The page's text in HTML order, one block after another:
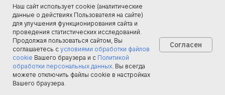
© Все права
Компаний ХОСТ
Согласие
посетителя
сайта на
обработку
персональных
данных
Группа Компаний
Наш сайт использует cookie (аналитические
данные о действиях Пользователя на сайте)
для улучшения функционирования сайта и
проведения статистических исследований.
Продолжая пользоваться сайтом, Вы
соглашаетесь с условиями обработки файлов
cookie Вашего браузера и с Политикой
обработки персональных данных. Вы всегда
можете отключить файлы cookie в настройках
Вашего браузера.
Согласен